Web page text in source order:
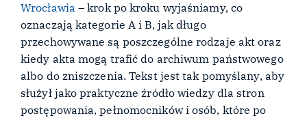
Wrocławia – krok po kroku wyjaśniamy, co
oznaczają kategorie A i B, jak długo
przechowywane są poszczególne rodzaje akt oraz
kiedy akta mogą trafić do archiwum państwowego
albo do zniszczenia. Tekst jest tak pomyślany, aby
służył jako praktyczne źródło wiedzy dla stron
postępowania, pełnomocników i osób, które po